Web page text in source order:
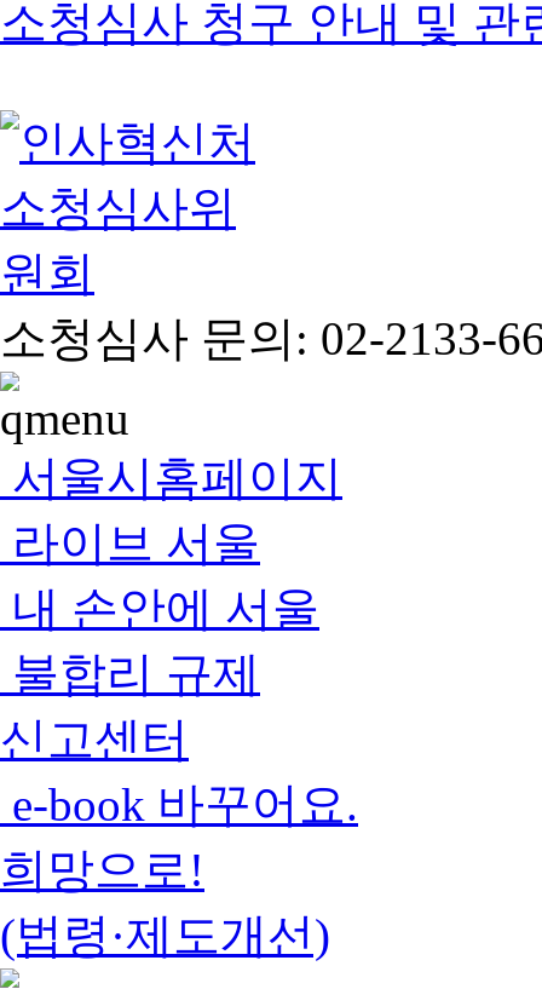
소청심사 청구 안내 및 관
소청심사 문의: 02-2133-
서울시홈페이지
라이브 서울
내 손안에 서울
불합리 규제
신고센터
e-book 바꾸어요.
희망으로!
(법령·제도개선)